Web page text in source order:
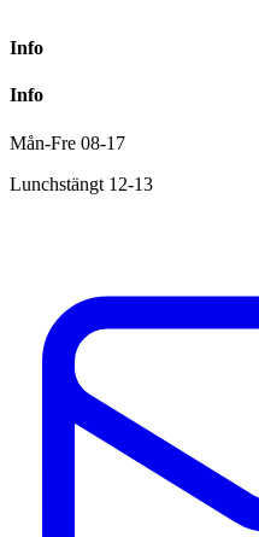
Info
Info
Mån-Fre 08-17
Lunchstängt 12-13